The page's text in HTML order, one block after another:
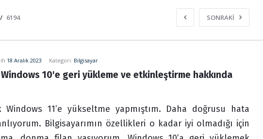
/ 6194 SONRAKİ
18 Aralık 2023 Kategori: Bilgisayar
10'e geri yükleme ve etkinleştirme hakkında
11’e yükseltme yapmıştım. Daha doğrusu hata
Bilgisayarımın özellikleri o kadar iyi olmadığı için